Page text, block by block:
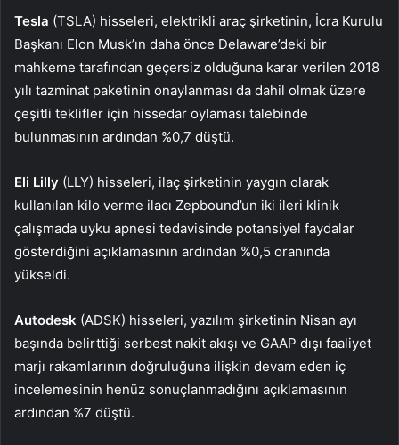
Tesla (TSLA) hisseleri, elektrikli araç şirketinin, İcra Kurulu
Başkanı Elon Musk’ın daha önce Delaware’deki bir
mahkeme tarafından geçersiz olduğuna karar verilen 2018
yılı tazminat paketinin onaylanması da dahil olmak üzere
çeşitli teklifler için hissedar oylaması talebinde
bulunmasının ardından %0,7 düştü.
Eli Lilly (LLY) hisseleri, ilaç şirketinin yaygın olarak
kullanılan kilo verme ilacı Zepbound’un iki ileri klinik
çalışmada uyku apnesi tedavisinde potansiyel faydalar
gösterdiğini açıklamasının ardından %0,5 oranında
yükseldi.
Autodesk (ADSK) hisseleri, yazılım şirketinin Nisan ayı
başında belirttiği serbest nakit akışı ve GAAP dışı faaliyet
marjı rakamlarının doğruluğuna ilişkin devam eden iç
incelemesinin henüz sonuçlanmadığını açıklamasının
ardından %7 düştü.